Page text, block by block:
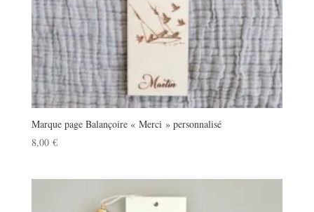
Marque page Balançoire « Merci » personnalisé
8,00 €